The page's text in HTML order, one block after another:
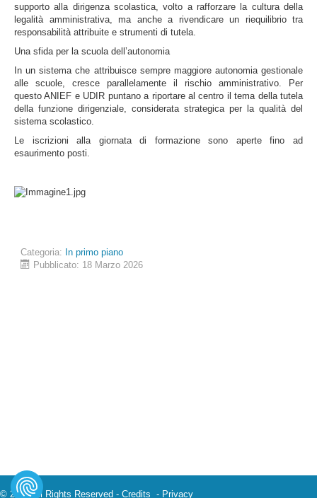
supporto alla dirigenza scolastica, volto a rafforzare la cultura della
legalità amministrativa, ma anche a rivendicare un riequilibrio tra
responsabilità attribuite e strumenti di tutela.
Una sfida per la scuola dell’autonomia
In un sistema che attribuisce sempre maggiore autonomia gestionale
alle scuole, cresce parallelamente il rischio amministrativo. Per
questo ANIEF e UDIR puntano a riportare al centro il tema della tutela
della funzione dirigenziale, considerata strategica per la qualità del
sistema scolastico.
Le iscrizioni alla giornata di formazione sono aperte fino ad
esaurimento posti.
Categoria: In primo piano
Pubblicato: 18 Marzo 2026
© 2023 All Rights Reserved - Credits - Privacy